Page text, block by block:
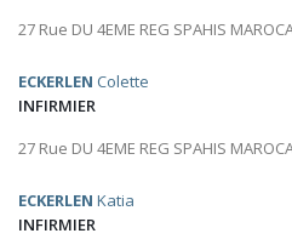
27 Rue DU 4EME REG SPAHIS
ECKERLEN Colette
INFIRMIER
27 Rue DU 4EME REG SPAHIS
ECKERLEN Katia
INFIRMIER